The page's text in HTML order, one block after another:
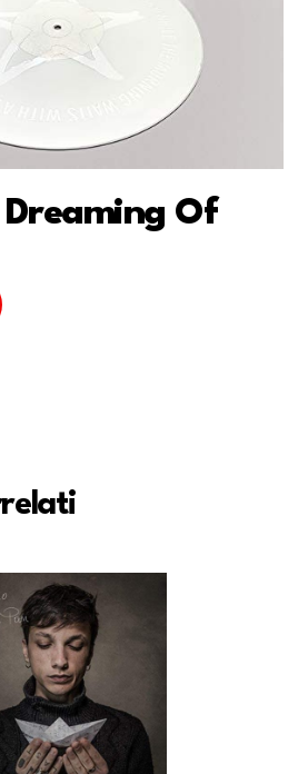
Dreaming Of